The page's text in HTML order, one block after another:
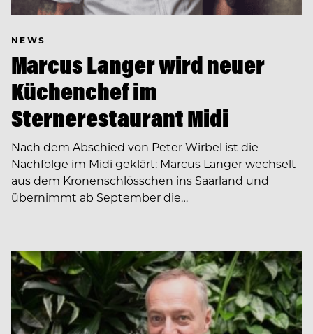
NEWS
Marcus Langer wird neuer
Küchenchef im
Sternerestaurant Midi
Nach dem Abschied von Peter Wirbel ist die
Nachfolge im Midi geklärt: Marcus Langer wechselt
aus dem Kronenschlösschen ins Saarland und
übernimmt ab September die…